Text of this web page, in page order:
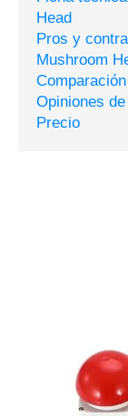
Head
Pros y
Mushroom
Opiniones
Precio